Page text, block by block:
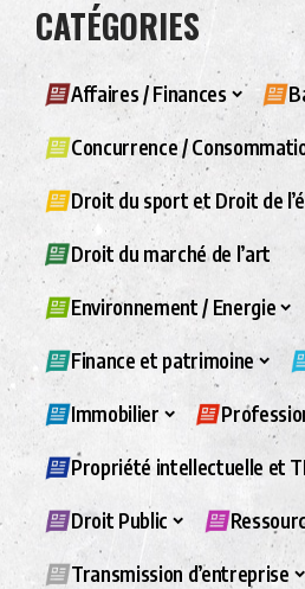
CATÉGORIES
Affaires / Finances
Concurrence /
Droit du sport et Droit de
Droit du marché de l’art
Environnement / Energie
Finance et patrimoine
Immobilier
Propriété intellectuelle et
Droit Public
Transmission d’entreprise